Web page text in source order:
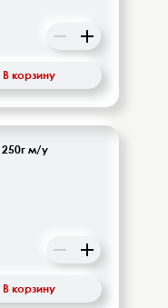
В корзину
м/у
В корзину